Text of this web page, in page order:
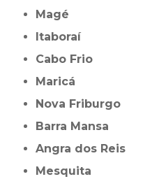
Magé
Itaboraí
Cabo Frio
Maricá
Nova Friburgo
Barra Mansa
Angra dos Reis
Mesquita